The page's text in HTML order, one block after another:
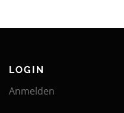
LOGIN
Anmelden